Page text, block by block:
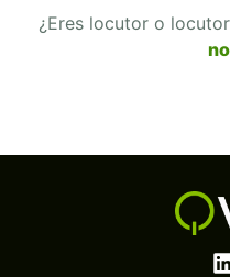
¿Eres locutor o